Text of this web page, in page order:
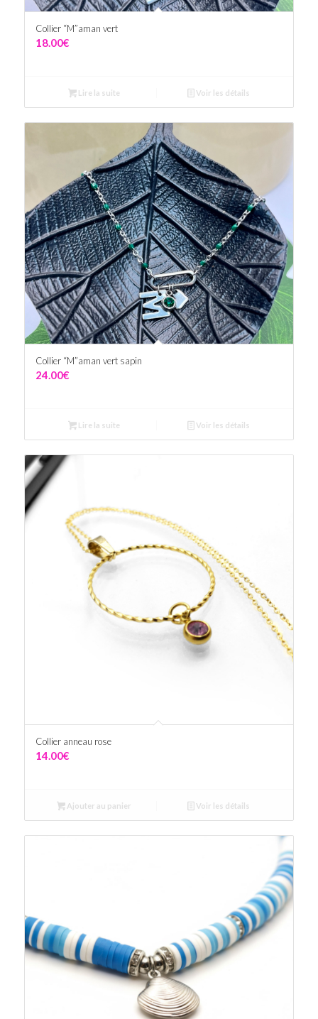
Collier “M”aman vert
18.00€
Lire la suite Voir les détails
Collier “M”aman vert sapin
24.00€
Lire la suite Voir les détails
Collier anneau rose
14.00€
Ajouter au panier Voir les détails